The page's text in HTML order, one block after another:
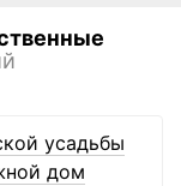
усадьбы
дом